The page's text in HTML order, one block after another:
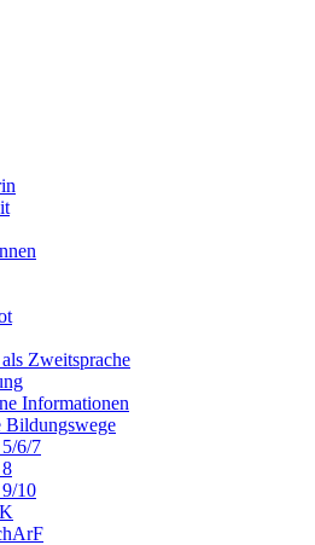
Zweitsprache
Informationen
Bildungswege
6/7
10